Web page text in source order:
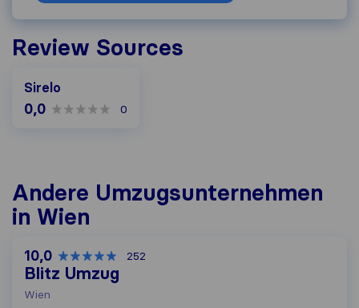
Review Sources
Sirelo
0,0 0
Andere Umzugs​unternehmen
in Wien
10,0 252
Blitz Umzug
Wien